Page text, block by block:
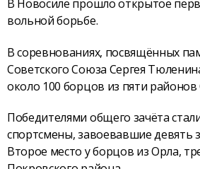
В Новосиле прошло открытое
вольной борьбе.
В соревнованиях, посвящённых
Советского Союза Сергея
около 100 борцов из пяти районов
Победителями общего зачёта
спортсмены, завоевавшие девять
Второе место у борцов из Орла,